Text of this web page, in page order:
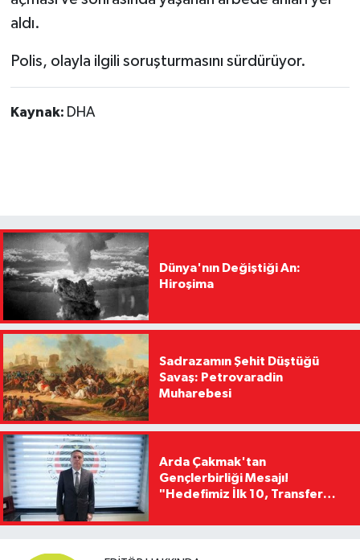
aldı.
Polis, olayla ilgili soruşturmasını sürdürüyor.
Kaynak: DHA
Hiroşima
Savaş: Petrovaradin
Muharebesi
Gençlerbirliği Mesajı!
"Hedefimiz İlk 10, Transfer
Yasağını Kısa Sürede
EDITÖR HAKKINDA